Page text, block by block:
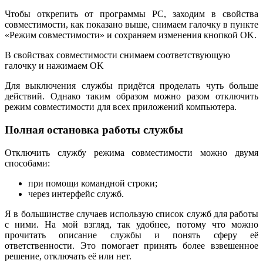
Чтобы открепить от программы РС, заходим в свойства
совместимости, как показано выше, снимаем галочку в пункте
«Режим совместимости» и сохраняем изменения кнопкой OK.
В свойствах совместимости снимаем соответствующую
галочку и нажимаем OK
Для выключения службы придётся проделать чуть больше
действий. Однако таким образом можно разом отключить
режим совместимости для всех приложений компьютера.
Полная остановка работы службы
Отключить службу режима совместимости можно двумя
способами:
при помощи командной строки;
через интерфейс служб.
Я в большинстве случаев использую список служб для работы
с ними. На мой взгляд, так удобнее, потому что можно
прочитать описание службы и понять сферу её
ответственности. Это помогает принять более взвешенное
решение, отключать её или нет.